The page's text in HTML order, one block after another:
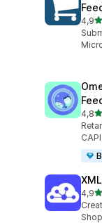
4,9
4,8
876
4,9
102